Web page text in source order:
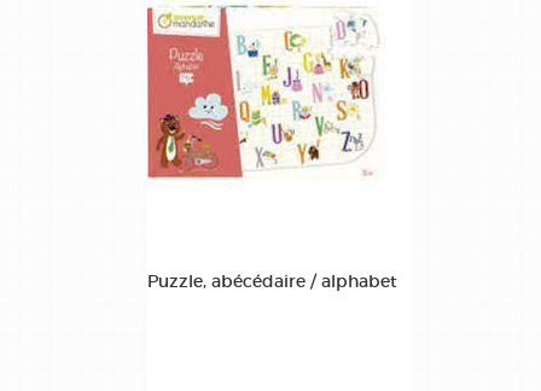
Puzzle, abécédaire / alphabet